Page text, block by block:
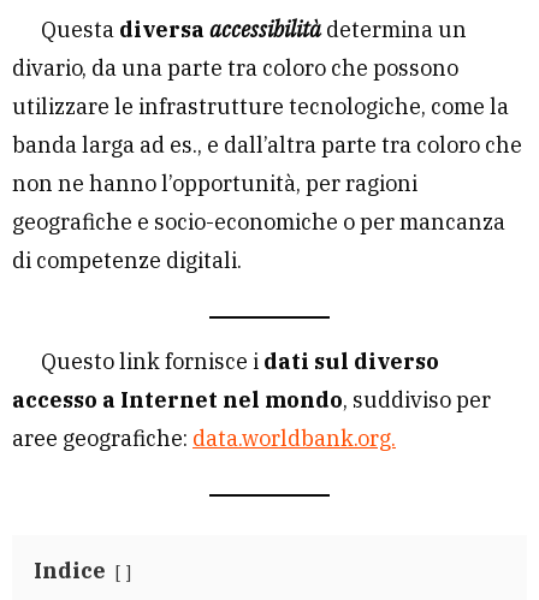
Questa diversa accessibilitàdetermina un
divario, da una parte tra coloro che possono
utilizzare le infrastrutture tecnologiche, come la
banda larga ad es., e dall’altra parte tra coloro che
non ne hanno l’opportunità, per ragioni
geografiche e socio-economiche o per mancanza
di competenze digitali.
Questo link fornisce i dati sul diverso
accesso a Internet nel mondo, suddiviso per
aree geografiche: data.worldbank.org.
Indice